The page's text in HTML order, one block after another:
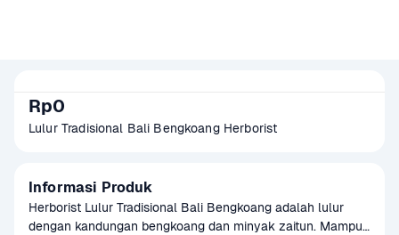
Rp0
Lulur Tradisional Bali Bengkoang Herborist
Informasi Produk
Herborist Lulur Tradisional Bali Bengkoang adalah lulur
dengan kandungan bengkoang dan minyak zaitun. Mampu